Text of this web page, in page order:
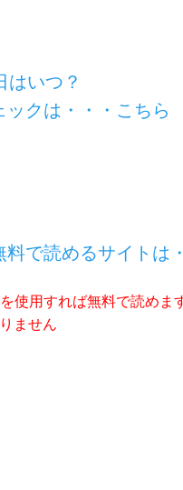
はいつ？
クは・・・こちら
料で読めるサイトは
使用すれば無料で読めます
ません